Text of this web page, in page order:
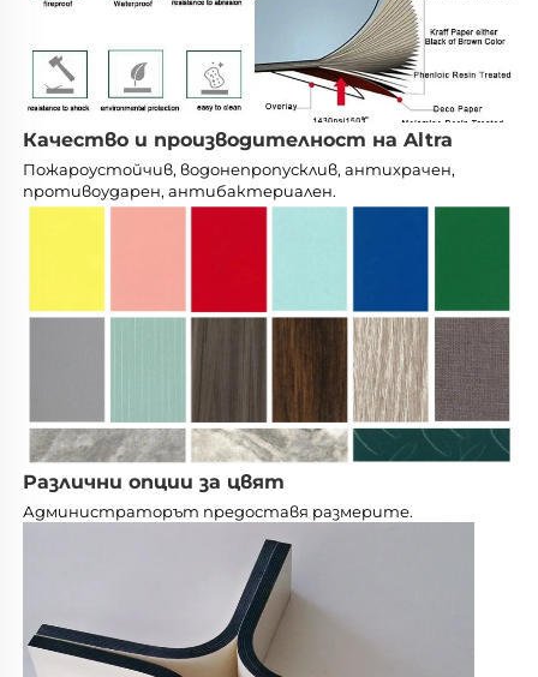
Качество и производителност на Altra
Пожароустойчив, водонепропусклив, антихрачен,
противоударен, антибактериален.
Различни опции за цвят
Администраторът предоставя размерите.